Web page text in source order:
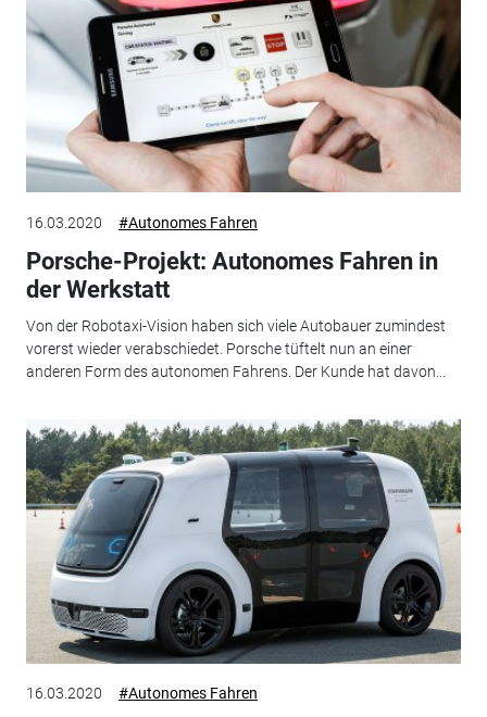
16.03.2020 #Autonomes Fahren
Porsche-Projekt: Autonomes Fahren in
der Werkstatt
Von der Robotaxi-Vision haben sich viele Autobauer zumindest
vorerst wieder verabschiedet. Porsche tüftelt nun an einer
anderen Form des autonomen Fahrens. Der Kunde hat davon...
16.03.2020 #Autonomes Fahren